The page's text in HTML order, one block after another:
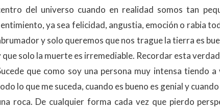
del universo cuando en realidad somos tan
ya sea felicidad, angustia, emoción o rabia
y solo queremos que nos trague la tierra es
que solo la muerte es irremediable. Recordar esta
que como soy una persona muy intensa tiendo
lo que me suceda, cuando es bueno es genial y
roca. De cualquier forma cada vez que pierdo